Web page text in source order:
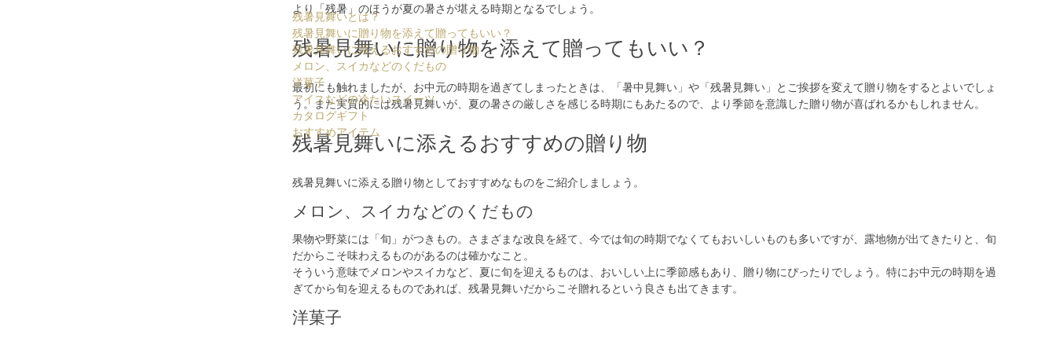
残暑見舞いとは？
残暑見舞いに贈り物を添えて贈ってもいい？
残暑見舞いに添えるおすすめの贈り物
メロン、スイカなどのくだもの
洋菓子
アイスなどの冷たいスイーツ
カタログギフト
おすすめアイテム
より「残暑」のほうが夏の暑さが堪える時期となるでしょう。
残暑見舞いに贈り物を添えて贈ってもいい？
最初にも触れましたが、お中元の時期を過ぎてしまったときは、「暑中見舞い 」や「残暑見舞い 」とご挨拶を変えて贈り物をするとよいでしょ
う。また実質的には残暑見舞いが、夏の暑さの厳しさを感じる時期にもあたるので、より季節を意識した贈り物が喜ばれるかもしれません。
残暑見舞いに添えるおすすめの贈り物
残暑見舞いに添える贈り物としておすすめなものをご紹介しましょう。
メロン、スイカなどのくだもの
果物や野菜には「旬」がつきもの。さまざまな改良を経て、今では旬の時期でなくてもおいしいものも多いですが、露地物が出てきたりと、旬
だからこそ味わえるものがあるのは確かなこと。
そういう意味でメロンやスイカなど、 夏に旬を迎えるものは、おいしい上に季節感もあり、贈り物にぴったり でしょう。特にお中元の時期を過
ぎてから旬を迎えるものであれば、残暑見舞いだからこそ贈れるという良さも出てきます。
洋菓子